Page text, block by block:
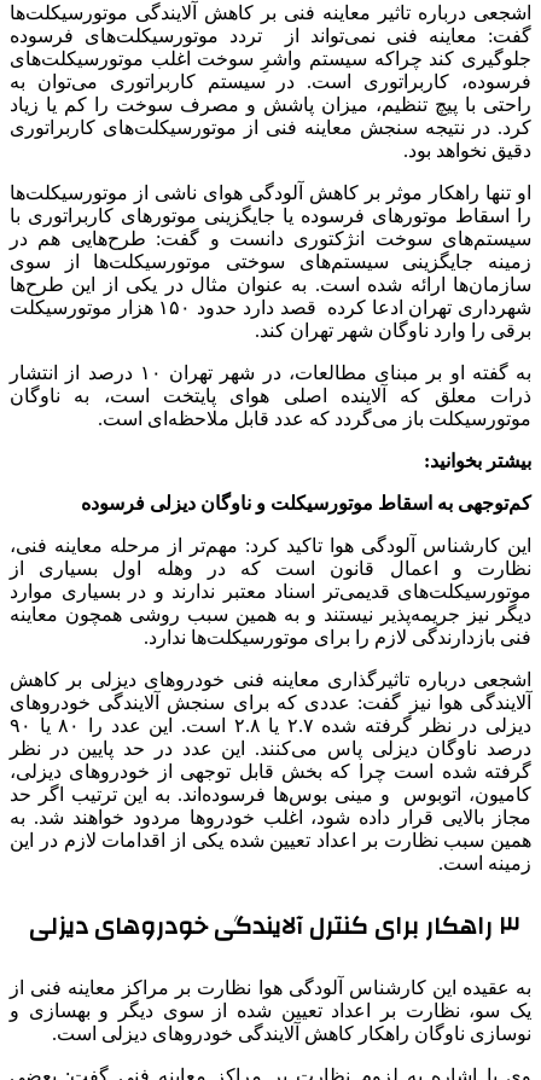
اشجعی درباره تاثیر معاینه فنی بر کاهش آلایندگی موتورسیکلت‌ها
گفت: معاینه فنی نمی‌تواند از تردد موتورسیکلت‌های فرسوده
جلوگیری کند چراکه سیستم واشرِ سوخت اغلب موتورسیکلت‌های
فرسوده، کاربراتوری است. در سیستم کاربراتوری می‌توان به
راحتی با پیچ تنظیم، میزان پاشش و مصرف سوخت را کم یا زیاد
کرد. در نتیجه سنجش معاینه فنی از موتورسیکلت‌های کاربراتوری
دقیق نخواهد بود.
او تنها راهکار موثر بر کاهش آلودگی هوای ناشی از موتورسیکلت‌ها
را اسقاط موتورهای فرسوده یا جایگزینی‌ موتورهای کاربراتوری با
سیستم‌های سوخت انژکتوری دانست و گفت: طرح‌هایی هم در
زمینه جایگزینی سیستم‌های سوختی موتورسیکلت‌ها از سوی
سازمان‌ها ارائه شده است. به عنوان مثال در یکی از این طرح‌ها
شهرداری تهران ادعا کرده قصد دارد حدود ۱۵۰ هزار موتورسیکلت
برقی را وارد ناوگان شهر تهران کند.
به گفته او بر مبنای مطالعات، در شهر تهران ۱۰ درصد از انتشار
ذرات معلق که آلاینده اصلی هوای پایتخت است، به ناوگان
موتورسیکلت باز می‌گردد که عدد قابل ملاحظه‌ای است.
بیشتر بخوانید:
کم‌توجهی به اسقاط موتورسیکلت و ناوگان دیزلی فرسوده
این کارشناس آلودگی هوا تاکید کرد: مهم‌تر از مرحله معاینه فنی،
نظارت و اعمال قانون است که در وهله اول بسیاری از
موتورسیکلت‌های قدیمی‌تر اسناد معتبر ندارند و در بسیاری موارد
دیگر نیز جریمه‌پذیر نیستند و به همین سبب روشی همچون معاینه
فنی بازدارندگی لازم را برای موتورسیکلت‌ها ندارد.
اشجعی درباره تاثیرگذاری معاینه فنی خودروهای دیزلی بر کاهش
آلایندگی هوا نیز گفت: عددی که برای سنجش آلایندگی خودروهای
دیزلی در نظر گرفته شده ۲.۷ یا ۲.۸ است. این عدد را ۸۰ یا ۹۰
درصد ناوگان دیزلی پاس می‌کنند. این عدد در حد پایین در نظر
گرفته شده است چرا که بخش قابل توجهی از خودروهای دیزلی،
کامیون، اتوبوس و مینی بوس‌ها فرسوده‌اند. به این ترتیب اگر حد
مجاز بالایی قرار داده شود، اغلب‌ خودروها مردود خواهند شد. به
همین سبب نظارت بر اعداد تعیین شده یکی از اقدامات لازم در این
زمینه است.
۳ راهکار برای کنترل آلایندگی خودروهای دیزلی
به عقیده این کارشناس آلودگی هوا نظارت بر مراکز معاینه فنی از
یک سو، نظارت بر اعداد تعیین شده از سوی دیگر و بهسازی و
نوسازی ناوگان راهکار کاهش آلایندگی خودروهای دیزلی است.
وی با اشاره به لزوم نظارت بر مراکز معاینه فنی گفت: بعضی